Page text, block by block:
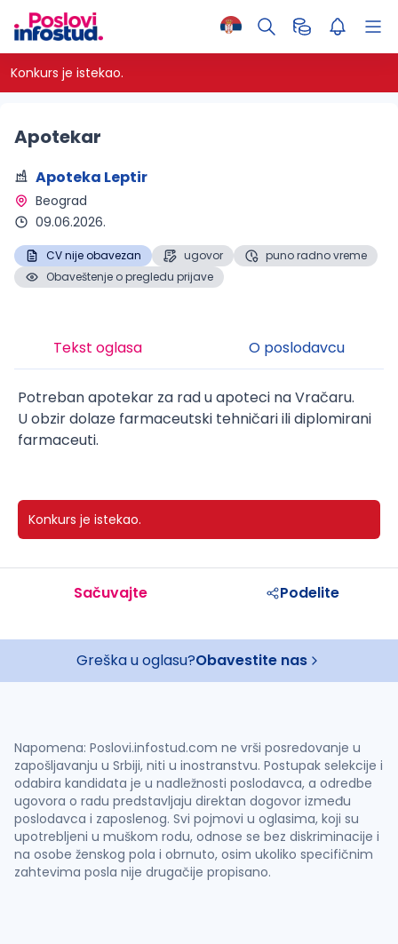
Konkurs je istekao.
Apotekar
Apoteka Leptir
Beograd
09.06.2026.
CV nije obavezan ugovor
puno radno vreme
Obaveštenje o pregledu prijave
Tekst oglasa O poslodavcu
Potreban apotekar za rad u apoteci na Vračaru.
U obzir dolaze farmaceutski tehničari ili diplomirani
farmaceuti.
Konkurs je istekao.
Sačuvajte Podelite
Greška u oglasu?Obavestite nas
Napomena: Poslovi.infostud.com ne vrši posredovanje u
zapošljavanju u Srbiji, niti u inostranstvu. Postupak selekcije i
odabira kandidata je u nadležnosti poslodavca, a odredbe
ugovora o radu predstavljaju direktan dogovor između
poslodavca i zaposlenog. Svi pojmovi u oglasima, koji su
upotrebljeni u muškom rodu, odnose se bez diskriminacije i
na osobe ženskog pola i obrnuto, osim ukoliko specifičnim
zahtevima posla nije drugačije propisano.